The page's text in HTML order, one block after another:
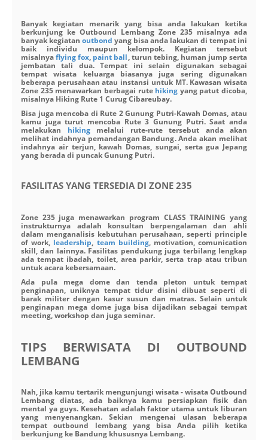
Banyak kegiatan menarik yang bisa anda lakukan ketika
berkunjung ke Outbound Lembang Zone 235 misalnya ada
banyak kegiatan outbond yang bisa anda lakukan di tempat ini
baik individu maupun kelompok. Kegiatan tersebut
misalnyaflying fox, paint ball, turun tebing, human jump serta
jembatan tali dua. Tempat ini selain digunakan sebagai
tempat wisata keluarga biasanya juga sering digunakan
beberapa perusahaan atau instansi untuk MT. Kawasan wisata
Zone 235 menawarkan berbagai rute hiking yang patut dicoba,
misalnya Hiking Rute 1 Curug Cibareubay.
Bisa juga mencoba di Rute 2 Gunung Putri-Kawah Domas, atau
kamu juga turut mencoba Rute 3 Gunung Putri. Saat anda
melakukan hikingmelalui rute-rute tersebut anda akan
melihat indahnya pemandangan Bandung. Anda akan melihat
indahnya air terjun, kawah Domas, sungai, serta gua Jepang
yang berada di puncak Gunung Putri.
FASILITAS YANG TERSEDIA DI ZONE 235
Zone 235 juga menawarkan program CLASS TRAINING yang
instrukturnya adalah konsultan berpengalaman dan ahli
dalam menganalisis kebutuhan perusahaan, seperti principle
of work, leadership, team building, motivation, comunication
skill, dan lainnya. Fasilitas pendukung juga terbilang lengkap
ada tempat ibadah, toilet, area parkir, serta trap atau tribun
untuk acara kebersamaan.
Ada pula mega dome dan tenda pleton untuk tempat
penginapan, uniknya tempat tidur disini dibuat seperti di
barak militer dengan kasur susun dan matras. Selain untuk
penginapan mega dome juga bisa dijadikan sebagai tempat
meeting, workshop dan juga seminar.
TIPS BERWISATA DI OUTBOUND
LEMBANG
Nah, jika kamu tertarik mengunjungi wisata - wisata Outbound
Lembang diatas, ada baiknya kamu persiapkan fisik dan
mental ya guys. Kesehatan adalah faktor utama untuk liburan
yang menyenangkan. Sekian mengenai ulasan beberapa
tempat outbound lembang yang bisa Anda pilih ketika
berkunjung ke Bandung khususnya Lembang.